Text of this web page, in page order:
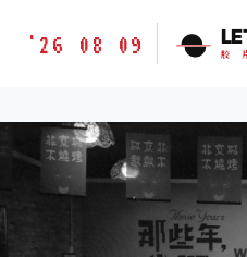
胶
味
LETSFILM
'26 08 09 胶